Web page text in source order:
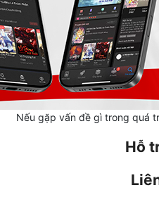
Nếu gặp vấn đề gì trong quá
Hỗ